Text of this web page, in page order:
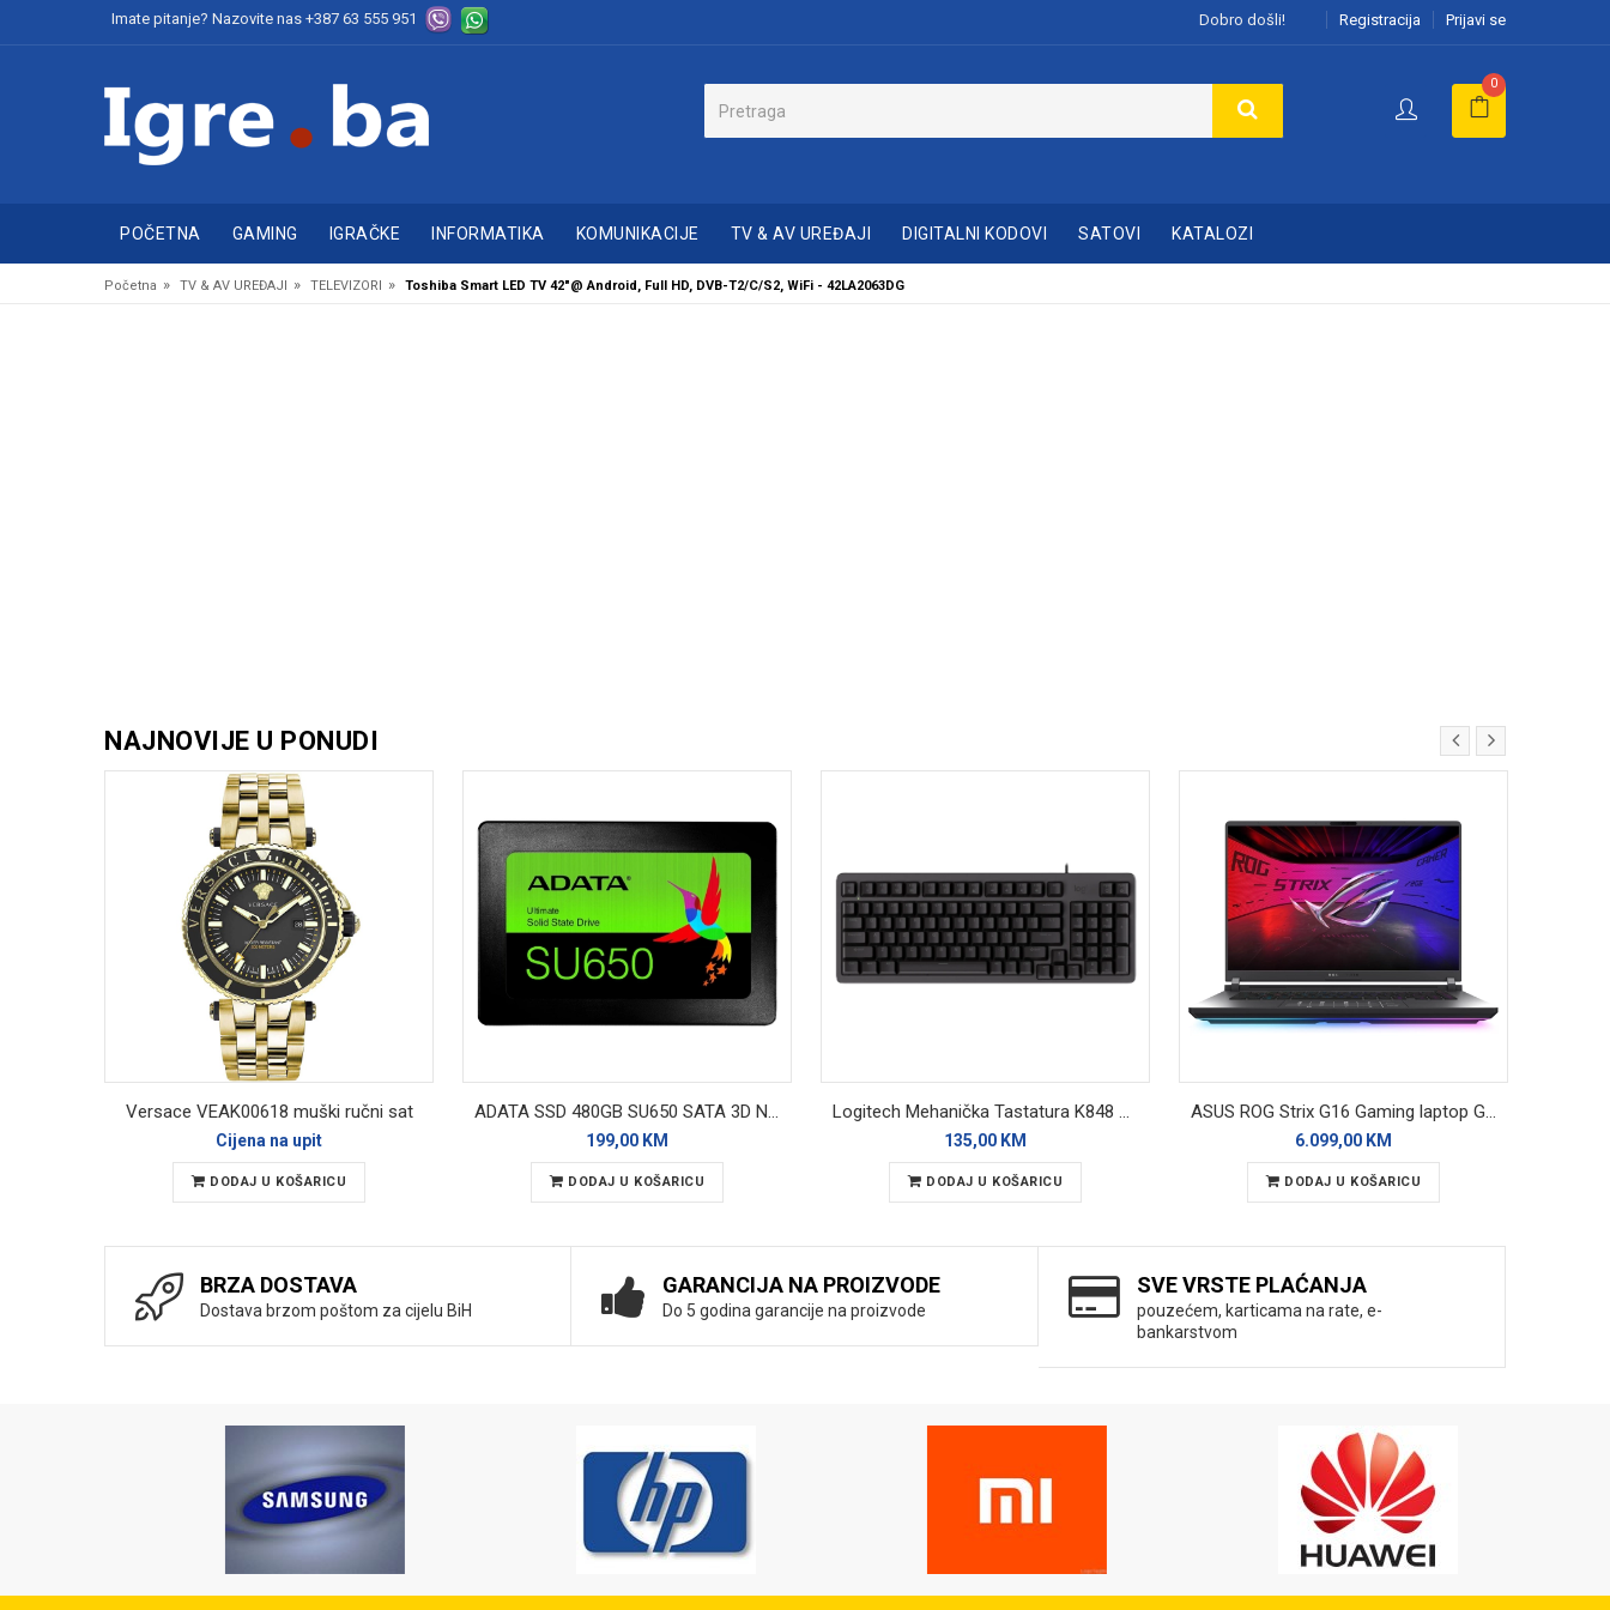
Imate pitanje? Nazovite nas +387 63 555 951 Dobro došli! Registracija Prijavi se
0
POČETNA GAMING IGRAČKE INFORMATIKA KOMUNIKACIJE TV & AV UREĐAJI DIGITALNI KODOVI SATOVI KATALOZI
Početna » TV & AV UREĐAJI » TELEVIZORI » Toshiba Smart LED TV 42"@ Android, Full HD, DVB-T2/C/S2, WiFi - 42LA2063DG
NAJNOVIJE U PONUDI
Versace VEAK00618 muški ručni sat
Cijena na upit
DODAJ U KOŠARICU
ADATA SSD 480GB SU650 SATA 3D Nand
199,00 KM
DODAJ U KOŠARICU
Logitech Mehanička Tastatura K848 Backlight
135,00 KM
DODAJ U KOŠARICU
ASUS ROG Strix G16 Gaming laptop G615LP-TS219
6.099,00 KM
DODAJ U KOŠARICU
BRZA DOSTAVA
Dostava brzom poštom za cijelu BiH
GARANCIJA NA PROIZVODE
Do 5 godina garancije na proizvode
SVE VRSTE PLAĆANJA
pouzećem, karticama na rate, e-
bankarstvom